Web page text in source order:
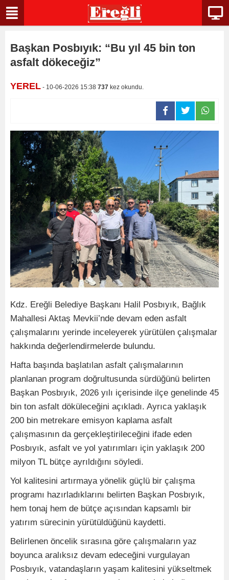
Başkan Posbıyık: “Bu yıl 45 bin ton
asfalt dökeceğiz”
YEREL - 10-06-2026 15:38 737 kez okundu.
Kdz. Ereğli Belediye Başkanı Halil Posbıyık, Bağlık
Mahallesi Aktaş Mevkii’nde devam eden asfalt
çalışmalarını yerinde inceleyerek yürütülen çalışmalar
hakkında değerlendirmelerde bulundu.
Hafta başında başlatılan asfalt çalışmalarının
planlanan program doğrultusunda sürdüğünü belirten
Başkan Posbıyık, 2026 yılı içerisinde ilçe genelinde 45
bin ton asfalt döküleceğini açıkladı. Ayrıca yaklaşık
200 bin metrekare emisyon kaplama asfalt
çalışmasının da gerçekleştirileceğini ifade eden
Posbıyık, asfalt ve yol yatırımları için yaklaşık 200
milyon TL bütçe ayrıldığını söyledi.
Yol kalitesini artırmaya yönelik güçlü bir çalışma
programı hazırladıklarını belirten Başkan Posbıyık,
hem tonaj hem de bütçe açısından kapsamlı bir
yatırım sürecinin yürütüldüğünü kaydetti.
Belirlenen öncelik sırasına göre çalışmaların yaz
boyunca aralıksız devam edeceğini vurgulayan
Posbıyık, vatandaşların yaşam kalitesini yükseltmek